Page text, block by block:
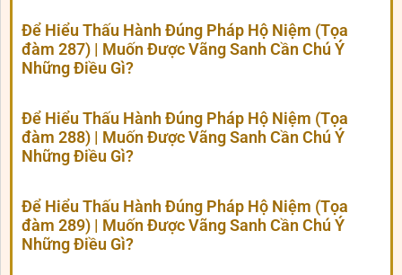
Để Hiểu Thấu Hành Đúng Pháp Hộ Niệm (Tọa
đàm 287) | Muốn Được Vãng Sanh Cần Chú Ý
Những Điều Gì?
Để Hiểu Thấu Hành Đúng Pháp Hộ Niệm (Tọa
đàm 288) | Muốn Được Vãng Sanh Cần Chú Ý
Những Điều Gì?
Để Hiểu Thấu Hành Đúng Pháp Hộ Niệm (Tọa
đàm 289) | Muốn Được Vãng Sanh Cần Chú Ý
Những Điều Gì?